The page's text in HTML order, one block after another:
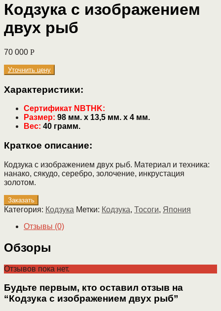
Кодзука с изображением
двух рыб
70 000 Р
Уточнить цену
Характеристики:
Сертификат NBTHK:
Размер: 98 мм. х 13,5 мм. х 4 мм.
Вес: 40 грамм.
Краткое описание:
Кодзука с изображением двух рыб. Материал и техника:
нанако, сякудо, серебро, золочение, инкрустация
золотом.
Заказать
Категория: Кодзука Метки: Кодзука, Тосоги, Япония
Отзывы (0)
Обзоры
Отзывов пока нет.
Будьте первым, кто оставил отзыв на
“Кодзука с изображением двух рыб”